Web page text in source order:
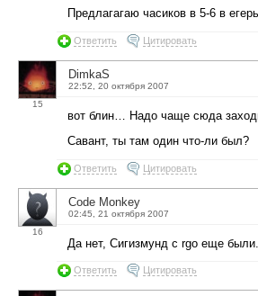
Предлагагаю часиков в 5-6 в
Ответить Цитировать
15
DimkaS
22:52, 20 октября 2007
вот блин… Надо чаще сюда
Савант, ты там один что-ли был?
Ответить Цитировать
16
Code Monkey
02:45, 21 октября 2007
Да нет, Сигизмунд с rgo еще
Ответить Цитировать